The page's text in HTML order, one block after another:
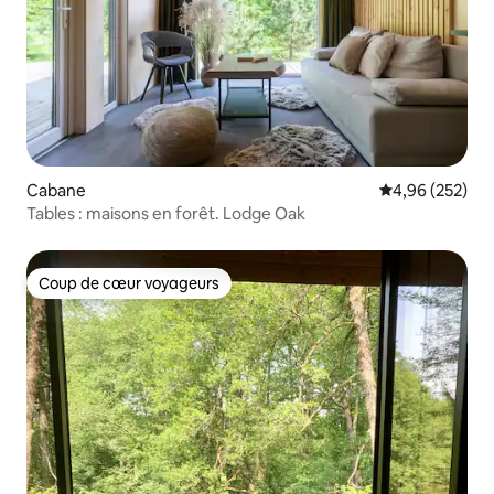
Cabane Évaluation
4,96 (252)
Tables : maisons en forêt. Lodge Oak
Coup de cœur voyageurs
Coup de cœur voyageurs